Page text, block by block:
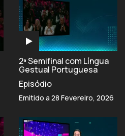
2ª Semifinal com Língua
Gestual Portuguesa
Episódio
Emitido a 28 Fevereiro, 2026